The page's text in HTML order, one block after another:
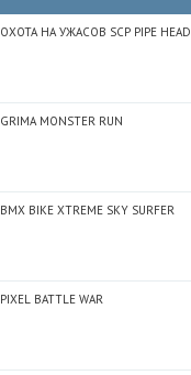
ОХОТА НА УЖАСОВ SCP PIPE HEAD
GRIMA MONSTER RUN
BMX BIKE XTREME SKY SURFER
PIXEL BATTLE WAR